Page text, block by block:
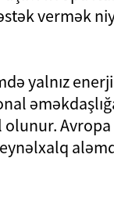
vermək
yalnız